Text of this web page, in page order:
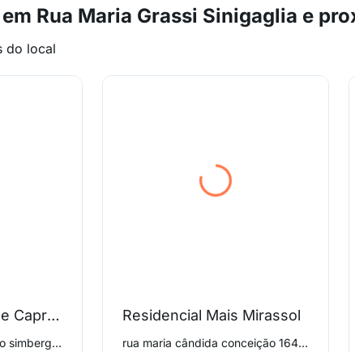
Rua Maria Grassi Sinigaglia e
do local
Residencial Parque Capricornio
rua presbítero sigmundo simberg 55, Nova Aparecida
Residencial Mais Mirassol
rua maria cândida conceição 164, Vila San Martin